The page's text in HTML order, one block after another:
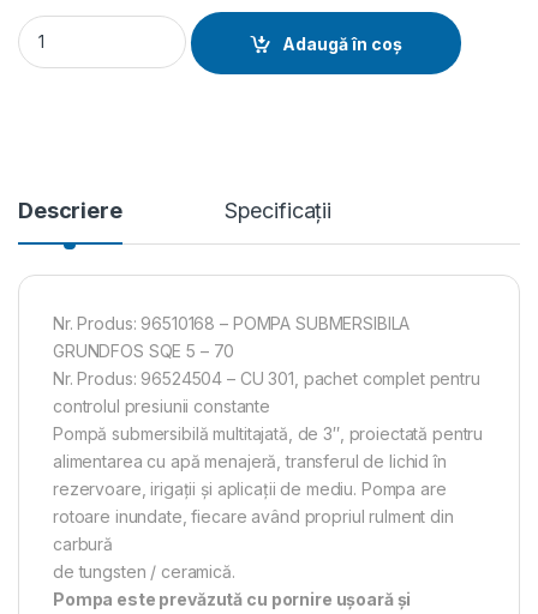
Pompe submersibila Grundfos SQE 5 - 70 + CONSTANT
Adaugă în coș
Descriere Specificații
Nr. Produs: 96510168 – POMPA SUBMERSIBILA
GRUNDFOS SQE 5 – 70
Nr. Produs: 96524504 – CU 301, pachet complet pentru
controlul presiunii constante
Pompă submersibilă multitajată, de 3″, proiectată pentru
alimentarea cu apă menajeră, transferul de lichid în
rezervoare, irigații și aplicații de mediu. Pompa are
rotoare inundate, fiecare având propriul rulment din
carbură
de tungsten / ceramică.
Pompa este prevăzută cu pornire ușoară și